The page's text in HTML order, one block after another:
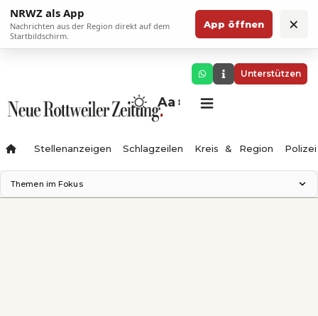
NRWZ als App
Nachrichten aus der Region direkt auf dem
Startbildschirm.
App öffnen ×
Unterstützen
Aa
Stellenanzeigen Schlagzeilen Kreis & Region Polizei
Themen im Fokus